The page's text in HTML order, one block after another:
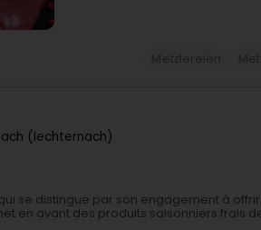
(Iechternach)
se distingue par son engagement à
en avant des produits saisonniers frais